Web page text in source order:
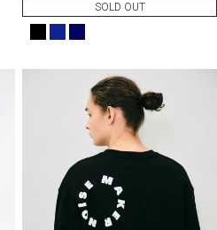
SOLD OUT